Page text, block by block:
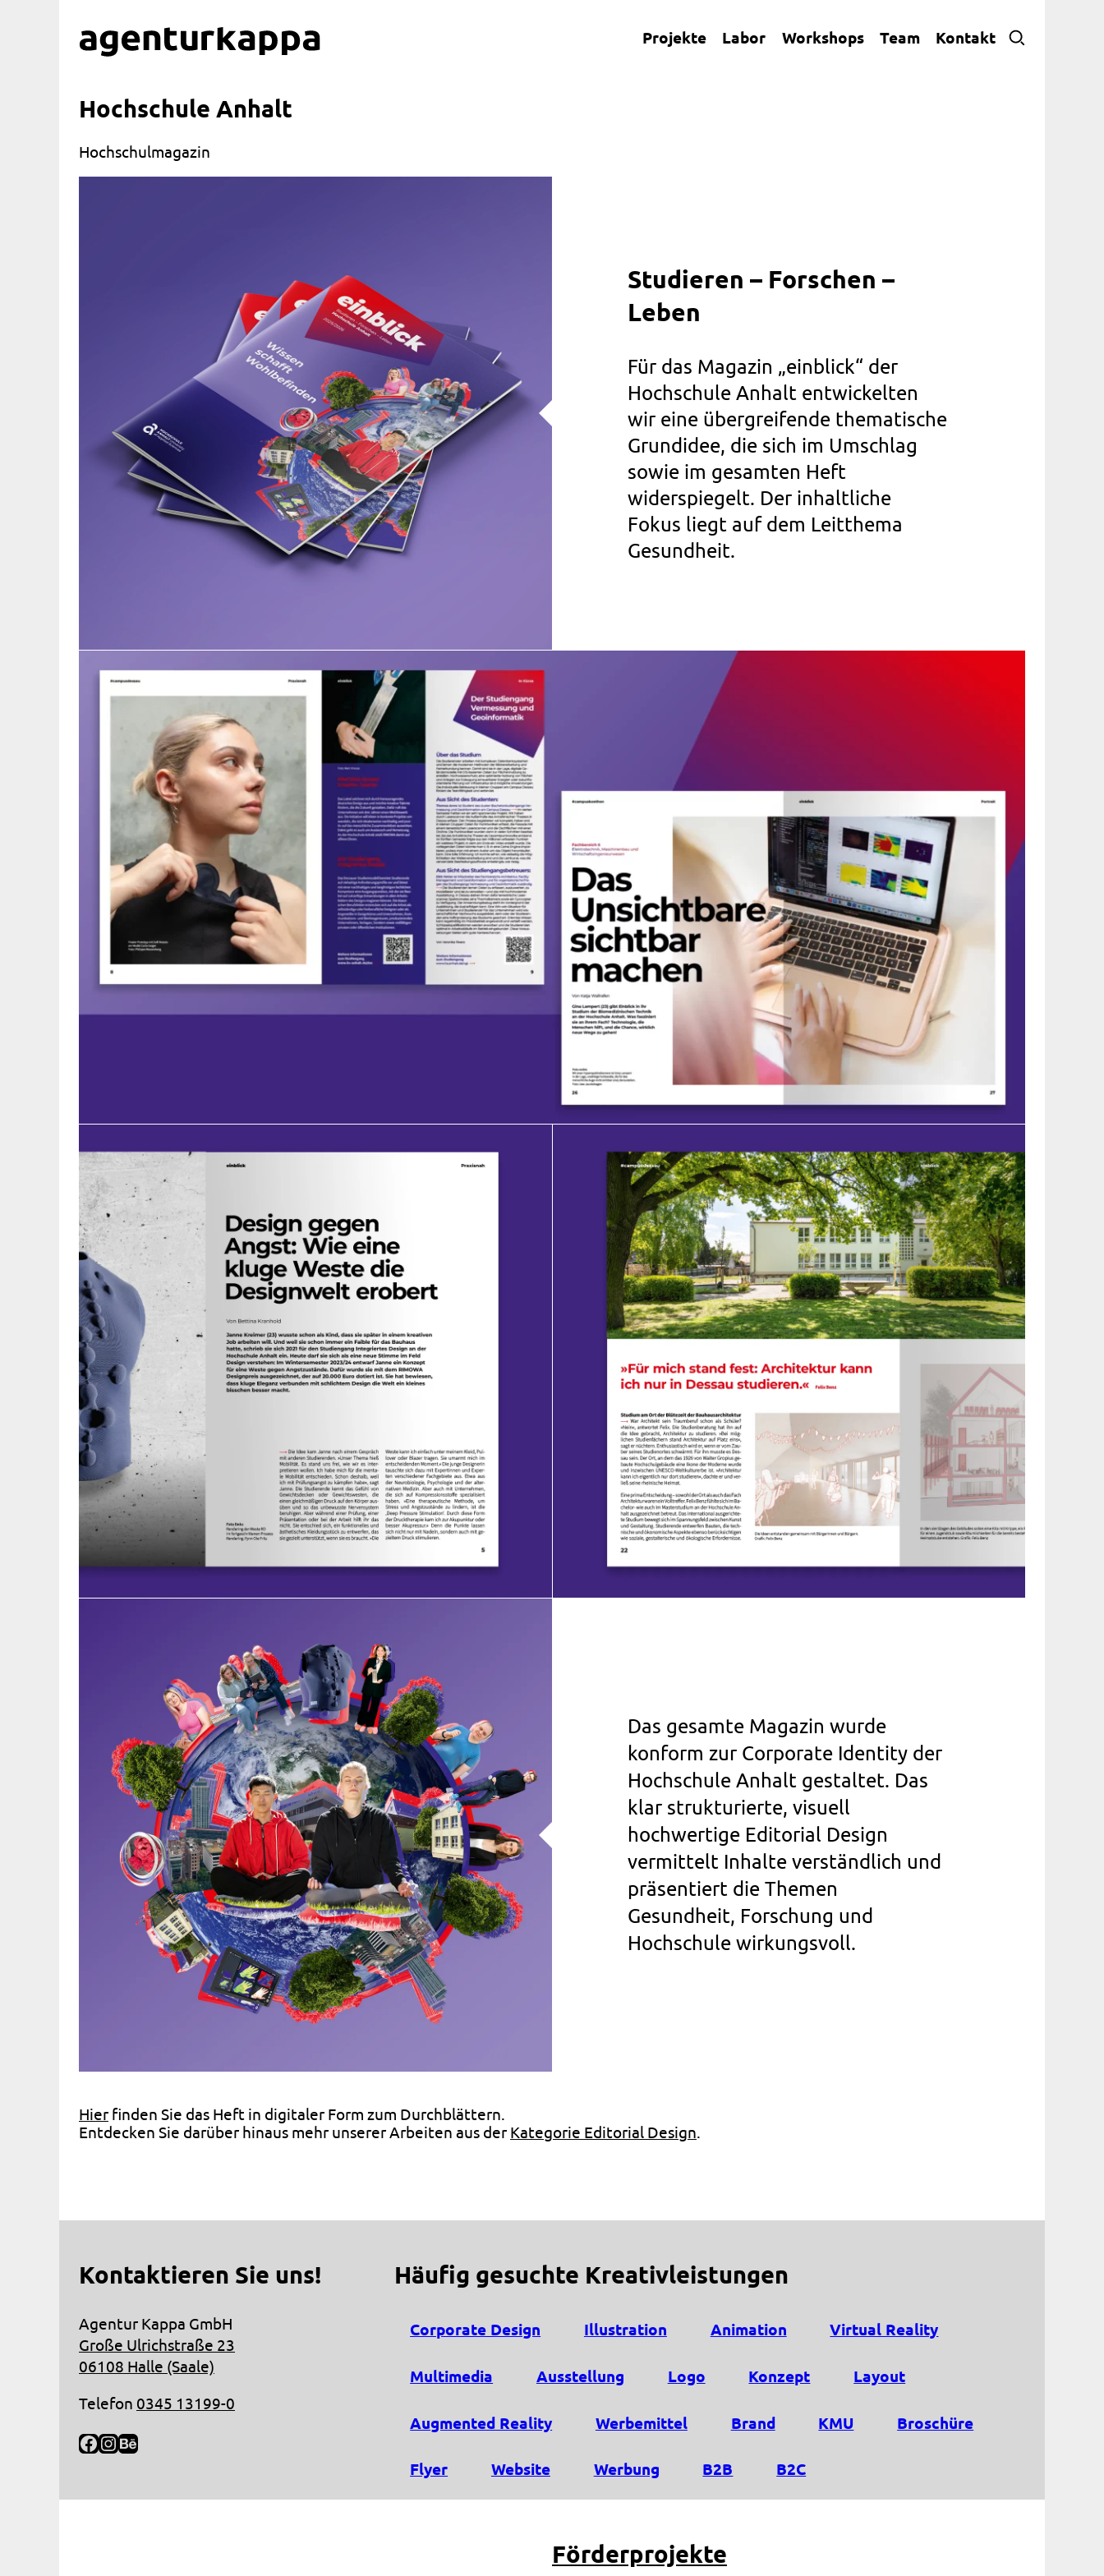
Projekte Labor Workshops Team Kontakt
Hochschule Anhalt
Hochschulmagazin
Studieren – Forschen –
Leben
Für das Magazin „einblick“ der
Hochschule Anhalt entwickelten
wir eine übergreifende thematische
Grundidee, die sich im Umschlag
sowie im gesamten Heft
widerspiegelt. Der inhaltliche
Fokus liegt auf dem Leitthema
Gesundheit.
Das gesamte Magazin wurde
konform zur Corporate Identity der
Hochschule Anhalt gestaltet. Das
klar strukturierte, visuell
hochwertige Editorial Design
vermittelt Inhalte verständlich und
präsentiert die Themen
Gesundheit, Forschung und
Hochschule wirkungsvoll.
Hier finden Sie das Heft in digitaler Form zum Durchblättern.
Entdecken Sie darüber hinaus mehr unserer Arbeiten aus der Kategorie Editorial Design.
Kontaktieren Sie uns!
Agentur Kappa GmbH
Große Ulrichstraße 23
06108 Halle (Saale)
Telefon 0345 13199-0
Facebook
Instagram
Behance
Häufig gesuchte Kreativleistungen
Corporate Design Illustration Animation Virtual Reality
Multimedia Ausstellung Logo Konzept Layout
Augmented Reality Werbemittel Brand KMU Broschüre
Flyer Website Werbung B2B B2C
Förderprojekte